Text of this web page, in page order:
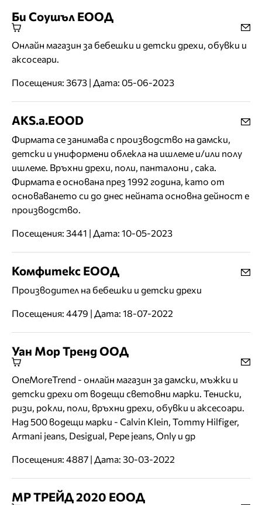
Би Соушъл ЕООД
Онлайн магазин за бебешки и детски дрехи, обувки и
аксосеари.
Посещения: 3673 | Дата: 05-06-2023
AKS.a.EOOD
Фирмата се занимава с производство на дамски,
детски и униформени облекла на ишлеме и/или полу
ишлеме. Връхни дрехи, поли, панталони , сака.
Фирмата е основана през 1992 година, като от
основаването си до днес нейната основна дейност е
производство.
Посещения: 3441 | Дата: 10-05-2023
Комфитекс ЕООД
Производител на бебешки и детски дрехи
Посещения: 4479 | Дата: 18-07-2022
Уан Мор Тренд ООД
OneMoreTrend - онлайн магазин за дамски, мъжки и
детски дрехи от водещи световни марки. Тениски,
ризи, рокли, поли, връхни дрехи, обувки и аксесоари.
Над 500 водещи марки - Calvin Klein, Tommy Hilfiger,
Armani jeans, Desigual, Pepe jeans, Only и др
Посещения: 4887 | Дата: 30-03-2022
МР ТРЕЙД 2020 ЕООД